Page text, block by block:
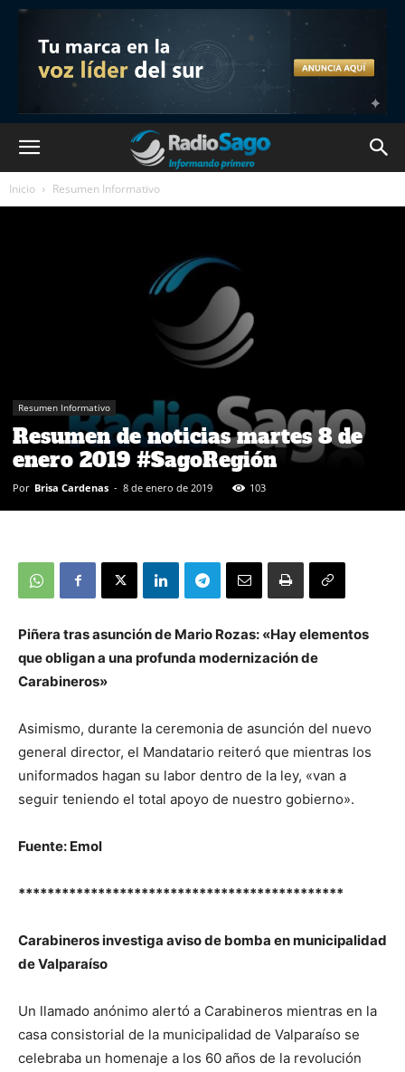
Inicio Resumen Informativo
Resumen Informativo
Resumen de noticias martes 8 de
enero 2019 #SagoRegión
Por Brisa Cardenas - 8 de enero de 2019 103
Piñera tras asunción de Mario Rozas: «Hay elementos
que obligan a una profunda modernización de
Carabineros»
Asimismo, durante la ceremonia de asunción del nuevo
general director, el Mandatario reiteró que mientras los
uniformados hagan su labor dentro de la ley, «van a
seguir teniendo el total apoyo de nuestro gobierno».
Fuente: Emol
*********************************************
Carabineros investiga aviso de bomba en municipalidad
de Valparaíso
Un llamado anónimo alertó a Carabineros mientras en la
casa consistorial de la municipalidad de Valparaíso se
celebraba un homenaje a los 60 años de la revolución